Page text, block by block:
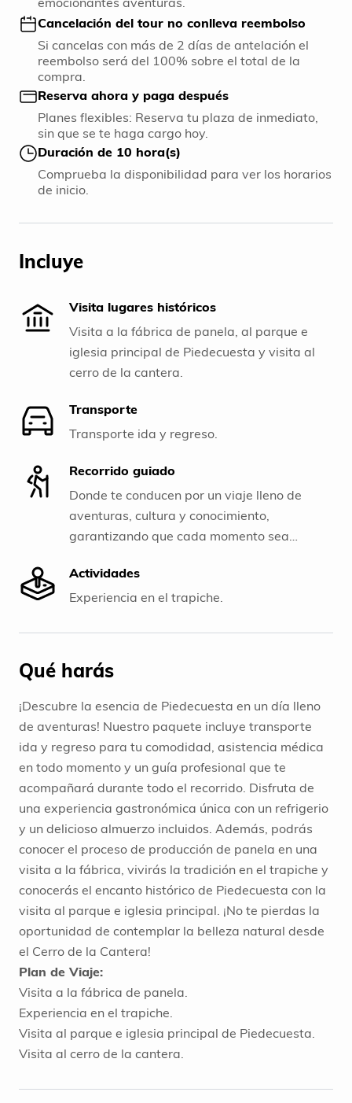
Cancelación del tour no conlleva reembolso
Si cancelas con más de 2 días de antelación el
reembolso será del 100% sobre el total de la
compra.
Reserva ahora y paga después
Planes flexibles: Reserva tu plaza de inmediato,
sin que se te haga cargo hoy.
Duración de 10 hora(s)
Comprueba la disponibilidad para ver los horarios
de inicio.
Incluye
Visita lugares históricos
Visita a la fábrica de panela, al parque e
iglesia principal de Piedecuesta y visita al
cerro de la cantera.
Transporte
Transporte ida y regreso.
Recorrido guiado
Donde te conducen por un viaje lleno de
aventuras, cultura y conocimiento,
garantizando que cada momento sea
Actividades
Experiencia en el trapiche.
Qué harás
¡Descubre la esencia de Piedecuesta en un día lleno
de aventuras! Nuestro paquete incluye transporte
ida y regreso para tu comodidad, asistencia médica
en todo momento y un guía profesional que te
acompañará durante todo el recorrido. Disfruta de
una experiencia gastronómica única con un refrigerio
y un delicioso almuerzo incluidos. Además, podrás
conocer el proceso de producción de panela en una
visita a la fábrica, vivirás la tradición en el trapiche y
conocerás el encanto histórico de Piedecuesta con la
visita al parque e iglesia principal. ¡No te pierdas la
oportunidad de contemplar la belleza natural desde
el Cerro de la Cantera!
Plan de Viaje:
Visita a la fábrica de panela.
Experiencia en el trapiche.
Visita al parque e iglesia principal de Piedecuesta.
Visita al cerro de la cantera.